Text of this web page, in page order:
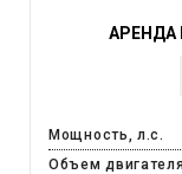
АРЕНДА
Мощность, л.с.
Объем